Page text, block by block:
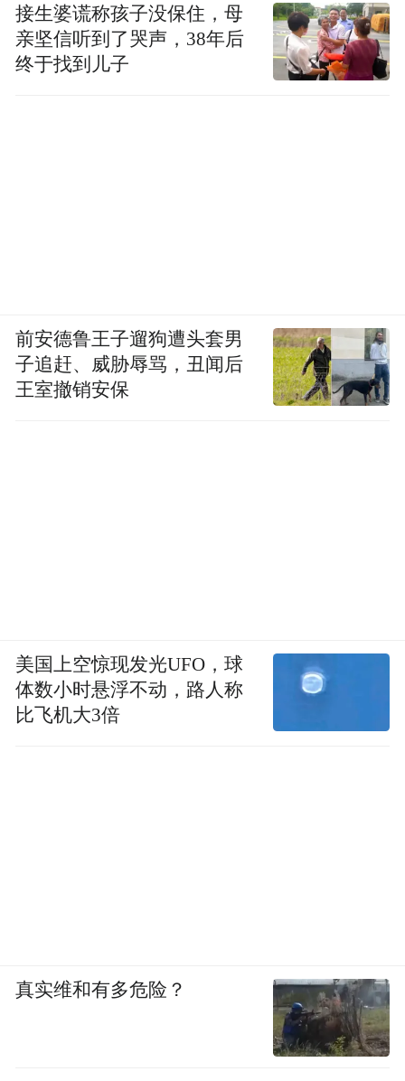
接生婆谎称孩子没保住，母
亲坚信听到了哭声，38年后
终于找到儿子
前安德鲁王子遛狗遭头套男
子追赶、威胁辱骂，丑闻后
王室撤销安保
美国上空惊现发光UFO，球
体数小时悬浮不动，路人称
比飞机大3倍
真实维和有多危险？